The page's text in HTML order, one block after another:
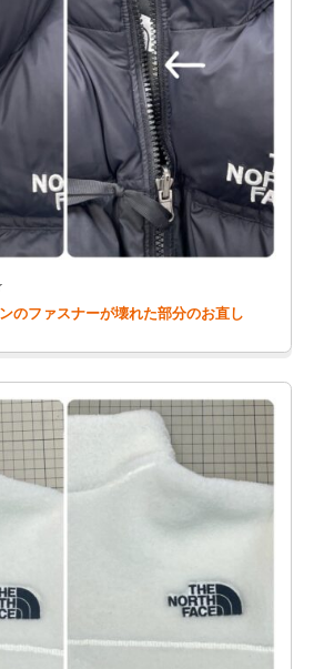
のファスナーが壊れた部分のお直し